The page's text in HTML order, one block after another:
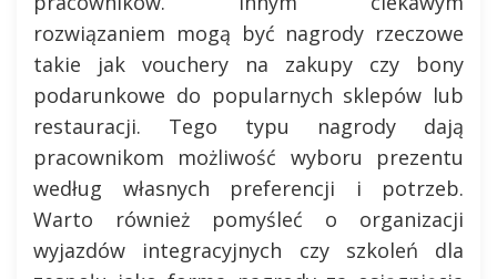
rozwiązaniem mogą być nagrody rzeczowe
takie jak vouchery na zakupy czy bony
podarunkowe do popularnych sklepów lub
restauracji. Tego typu nagrody dają
pracownikom możliwość wyboru prezentu
według własnych preferencji i potrzeb.
Warto również pomyśleć o organizacji
wyjazdów integracyjnych czy szkoleń dla